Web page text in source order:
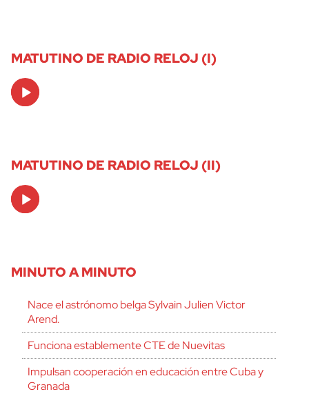
MATUTINO DE RADIO RELOJ (I)
Audio
Player
MATUTINO DE RADIO RELOJ (II)
Audio
Player
MINUTO A MINUTO
Nace el astrónomo belga Sylvain Julien Victor
Arend.
Funciona establemente CTE de Nuevitas
Impulsan cooperación en educación entre Cuba y
Granada